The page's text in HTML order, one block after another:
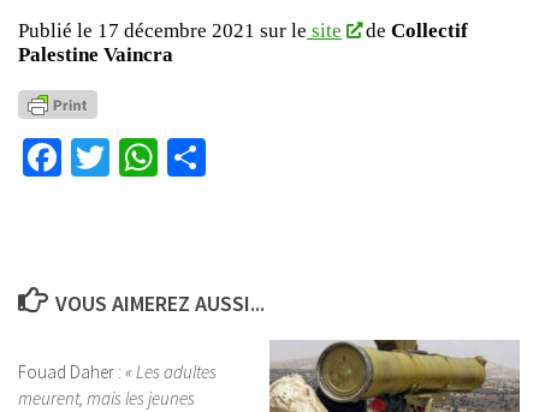
Publié le 17 décembre 2021 sur le site de Collectif
Palestine Vaincra
Facebook
TwitterWhatsApp
VOUS AIMEREZ AUSSI...
Fouad Daher : « Les adultes
meurent, mais les jeunes